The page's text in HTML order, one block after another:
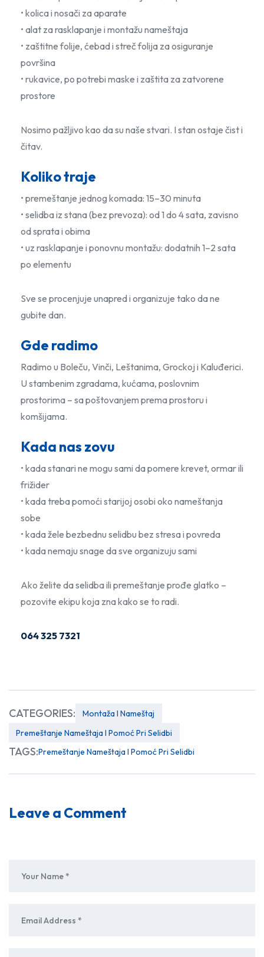
• kolica i nosači za aparate
• alat za rasklapanje i montažu nameštaja
• zaštitne folije, ćebad i streč folija za osiguranje
površina
• rukavice, po potrebi maske i zaštita za zatvorene
prostore
Nosimo pažljivo kao da su naše stvari. I stan ostaje čist i
čitav.
Koliko traje
• premeštanje jednog komada: 15–30 minuta
• selidba iz stana (bez prevoza): od 1 do 4 sata, zavisno
od sprata i obima
• uz rasklapanje i ponovnu montažu: dodatnih 1–2 sata
po elementu
Sve se procenjuje unapred i organizuje tako da ne
gubite dan.
Gde radimo
Radimo u Boleču, Vinči, Leštanima, Grockoj i Kaluđerici.
U stambenim zgradama, kućama, poslovnim
prostorima – sa poštovanjem prema prostoru i
komšijama.
Kada nas zovu
• kada stanari ne mogu sami da pomere krevet, ormar ili
frižider
• kada treba pomoći starijoj osobi oko nameštanja
sobe
• kada žele bezbednu selidbu bez stresa i povreda
• kada nemaju snage da sve organizuju sami
Ako želite da selidba ili premeštanje prođe glatko –
pozovite ekipu koja zna kako se to radi.
064 325 7321
CATEGORIES:
Montaža I Nameštaj
Premeštanje Nameštaja I Pomoć Pri Selidbi
TAGS:Premeštanje Nameštaja I Pomoć Pri Selidbi
Leave a Comment